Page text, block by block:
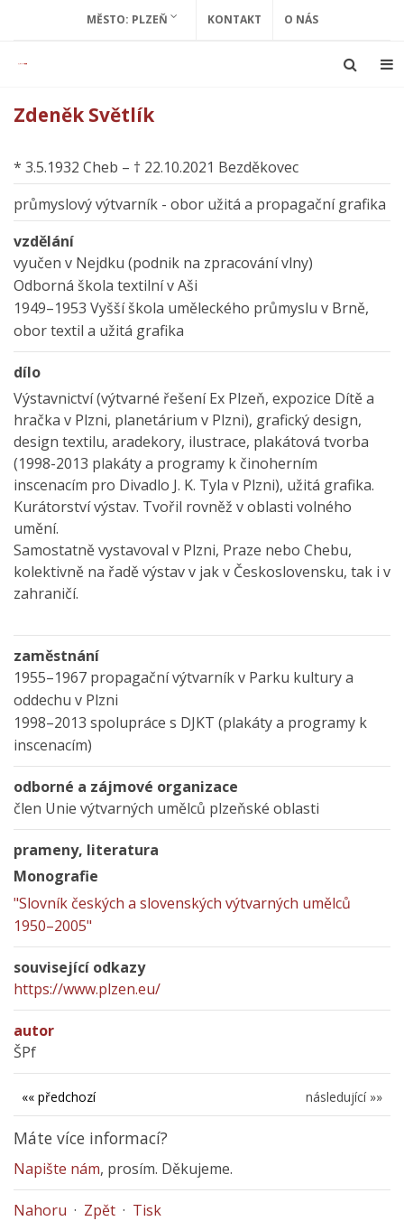
MĚSTO: PLZEŇ KONTAKT O NÁS
Zdeněk Světlík
* 3.5.1932 Cheb – † 22.10.2021 Bezděkovec
průmyslový výtvarník - obor užitá a propagační grafika
vzdělání
vyučen v Nejdku (podnik na zpracování vlny)
Odborná škola textilní v Aši
1949–1953 Vyšší škola uměleckého průmyslu v Brně,
obor textil a užitá grafika
dílo
Výstavnictví (výtvarné řešení Ex Plzeň, expozice Dítě a
hračka v Plzni, planetárium v Plzni), grafický design,
design textilu, aradekory, ilustrace, plakátová tvorba
(1998-2013 plakáty a programy k činoherním
inscenacím pro Divadlo J. K. Tyla v Plzni), užitá grafika.
Kurátorství výstav. Tvořil rovněž v oblasti volného
umění.
Samostatně vystavoval v Plzni, Praze nebo Chebu,
kolektivně na řadě výstav v jak v Československu, tak i v
zahraničí.
zaměstnání
1955–1967 propagační výtvarník v Parku kultury a
oddechu v Plzni
1998–2013 spolupráce s DJKT (plakáty a programy k
inscenacím)
odborné a zájmové organizace
člen Unie výtvarných umělců plzeňské oblasti
prameny, literatura
Monografie
"Slovník českých a slovenských výtvarných umělců
1950–2005"
související odkazy
https://www.plzen.eu/
autor
ŠPf
následující »»
«« předchozí
Máte více informací?
Napište nám, prosím. Děkujeme.
Nahoru · Zpět · Tisk